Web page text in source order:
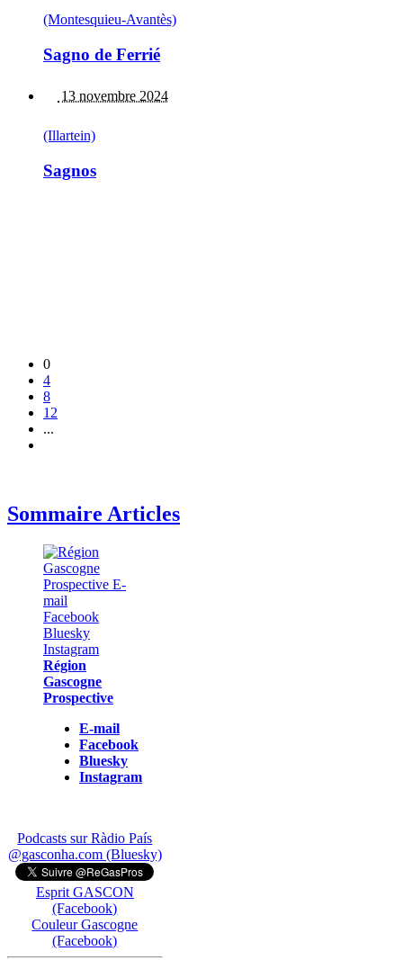
(Montesquieu-Avantès)
Sagno de Ferrié
13 novembre 2024
(Illartein)
Sagnos
0
4
8
12
...
Sommaire Articles
Région
Gascogne
Prospective
E-mail
Facebook
Bluesky
Instagram
Podcasts sur Ràdio País
@gasconha.com (Bluesky)
Esprit GASCON
(Facebook)
Couleur Gascogne
(Facebook)